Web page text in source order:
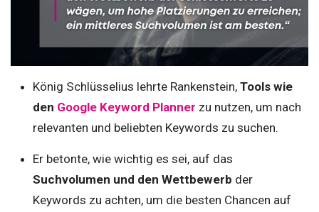
König Schlüsselius lehrte Rankenstein, Tools wie
den Google Keyword Planner zu nutzen, um nach
relevanten und beliebten Keywords zu suchen.
Er betonte, wie wichtig es sei, auf das
Suchvolumen und den Wettbewerb der
Keywords zu achten, um die besten Chancen auf